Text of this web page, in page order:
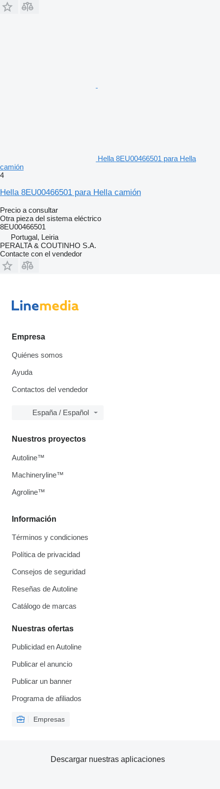
Hella 8EU00466501 para Hella
camión
4
Hella 8EU00466501 para Hella camión
Precio a consultar
Otra pieza del sistema eléctrico
8EU00466501
Portugal, Leiria
PERALTA & COUTINHO S.A.
Contacte con el vendedor
Empresa
Quiénes somos
Ayuda
Contactos del vendedor
España / Español
Información
Términos y condiciones
Política de privacidad
Consejos de seguridad
Reseñas de Autoline
Catálogo de marcas
Nuestras ofertas
Publicidad en Autoline
Publicar el anuncio
Publicar un banner
Programa de afiliados
Empresas
Nuestros proyectos
Autoline™
Machineryline™
Agroline™
Descargar nuestras aplicaciones